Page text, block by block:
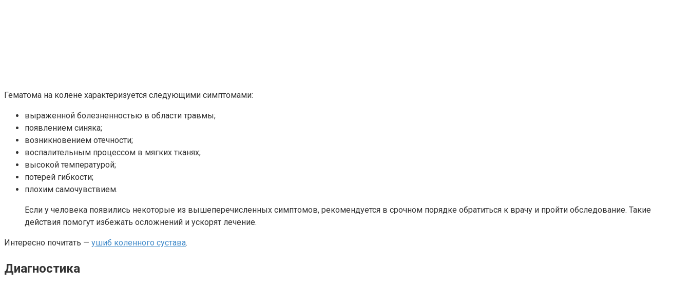
Гематома на колене характеризуется следующими симптомами:
выраженной болезненностью в области травмы;
появлением синяка;
возникновением отечности;
воспалительным процессом в мягких тканях;
высокой температурой;
потерей гибкости;
плохим самочувствием.
Если у человека появились некоторые из вышеперечисленных симптомов, рекомендуется в срочном порядке обратиться к врачу и пройти обследование. Такие
действия помогут избежать осложнений и ускорят лечение.
Интересно почитать — ушиб коленного сустава.
Диагностика